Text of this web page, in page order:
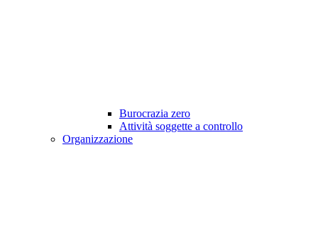
Burocrazia zero
Attività soggette a controllo
Organizzazione